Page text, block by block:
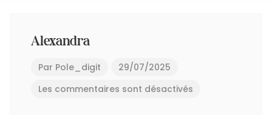
Alexandra
Par Pole_digit
29/07/2025
Les commentaires sont désactivés